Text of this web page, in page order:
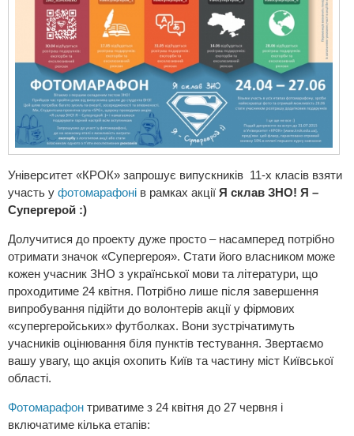
Університет «КРОК» запрошує випускників 11-х класів взяти
участь у фотомарафоні в рамках акції Я склав ЗНО! Я –
Супергерой :)
Долучитися до проекту дуже просто – насамперед потрібно
отримати значок «Супергероя». Стати його власником може
кожен учасник ЗНО з української мови та літератури, що
проходитиме 24 квітня. Потрібно лише після завершення
випробування підійти до волонтерів акції у фірмових
«супергеройських» футболках. Вони зустрічатимуть
учасників оцінювання біля пунктів тестування. Звертаємо
вашу увагу, що акція охопить Київ та частину міст Київської
області.
Фотомарафон триватиме з 24 квітня до 27 червня і
включатиме кілька етапів: